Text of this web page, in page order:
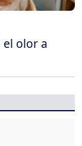
el olor a